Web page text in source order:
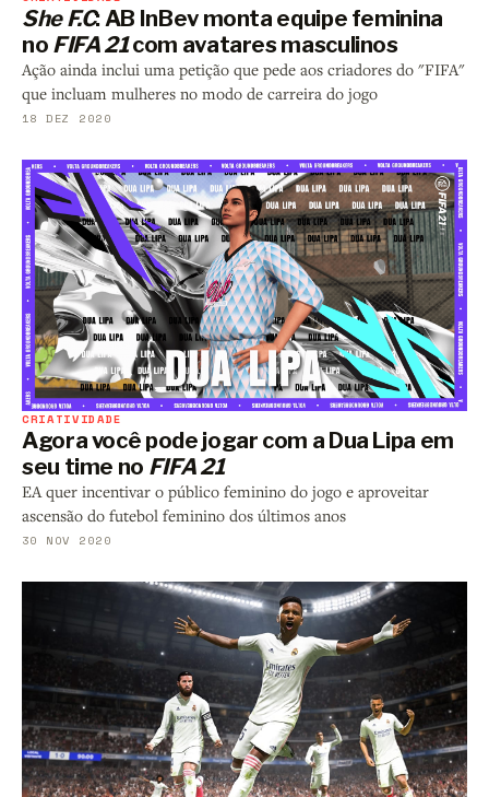
She F.C: AB InBev monta equipe feminina
no FIFA 21com avatares masculinos
Ação ainda inclui uma petição que pede aos criadores do "FIFA"
que incluam mulheres no modo de carreira do jogo
18 DEZ 2020
CRIATIVIDADE
Agora você pode jogar com a Dua Lipa em
seu time no FIFA 21
EA quer incentivar o público feminino do jogo e aproveitar
ascensão do futebol feminino dos últimos anos
30 NOV 2020